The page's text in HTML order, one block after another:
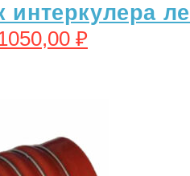
интеркулера
₽